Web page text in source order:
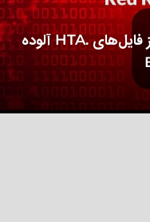
حمله باج‌افزاری جدید با استفاده از فایل‌های .HTA آلوده